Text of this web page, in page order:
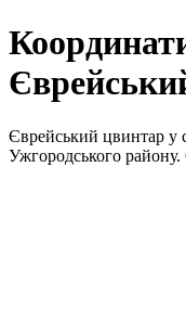
Єврейський цвинтар у
Ужгородського